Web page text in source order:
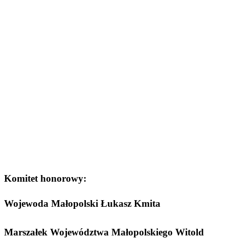
Komitet honorowy:
Wojewoda Małopolski Łukasz Kmita
Marszałek Województwa Małopolskiego Witold